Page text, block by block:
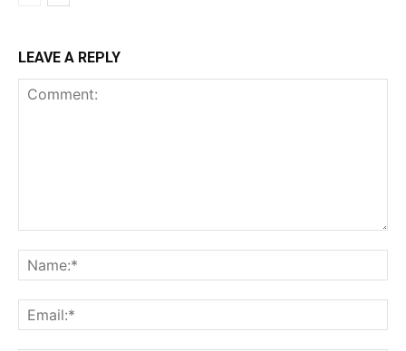
LEAVE A REPLY